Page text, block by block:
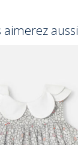
aimerez aussi